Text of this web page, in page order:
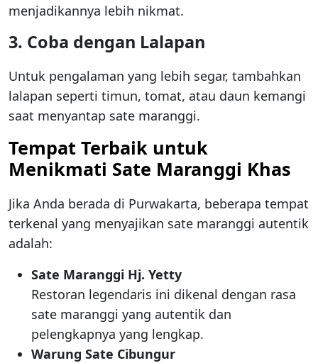
menjadikannya lebih nikmat.
3. Coba dengan Lalapan
Untuk pengalaman yang lebih segar, tambahkan
lalapan seperti timun, tomat, atau daun kemangi
saat menyantap sate maranggi.
Tempat Terbaik untuk
Menikmati Sate Maranggi Khas
Jika Anda berada di Purwakarta, beberapa tempat
terkenal yang menyajikan sate maranggi autentik
adalah:
Sate Maranggi Hj. Yetty
Restoran legendaris ini dikenal dengan rasa
sate maranggi yang autentik dan
pelengkapnya yang lengkap.
Warung Sate Cibungur